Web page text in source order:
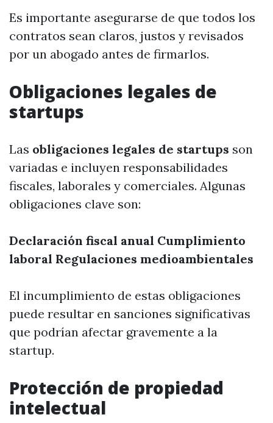
Es importante asegurarse de que todos los
contratos sean claros, justos y revisados
por un abogado antes de firmarlos.
Obligaciones legales de
startups
Las obligaciones legales de startups son
variadas e incluyen responsabilidades
fiscales, laborales y comerciales. Algunas
obligaciones clave son:
Declaración fiscal anual Cumplimiento
laboral Regulaciones medioambientales
El incumplimiento de estas obligaciones
puede resultar en sanciones significativas
que podrían afectar gravemente a la
startup.
Protección de propiedad
intelectual